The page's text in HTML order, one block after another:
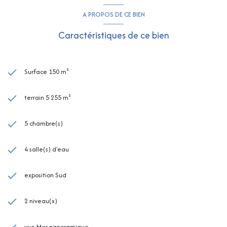
A PROPOS DE CE BIEN
Caractéristiques de ce bien
Surface 150 m²
terrain 5 255 m²
5 chambre(s)
4 salle(s) d'eau
exposition Sud
2 niveau(x)